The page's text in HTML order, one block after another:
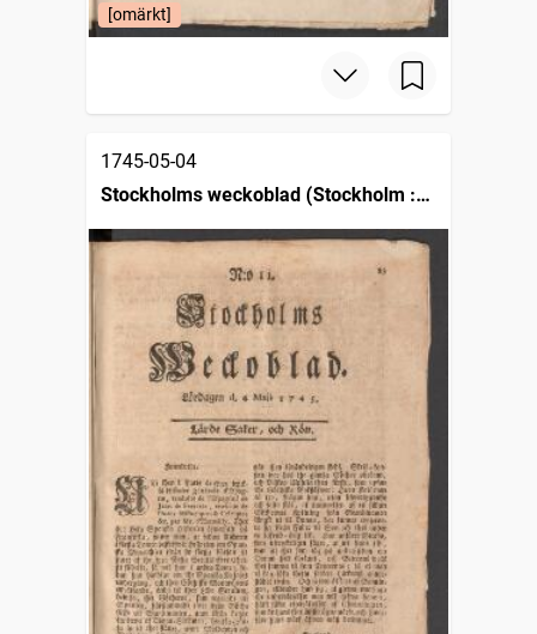
[omärkt]
1745-05-04
Stockholms weckoblad (Stockholm :
1745)